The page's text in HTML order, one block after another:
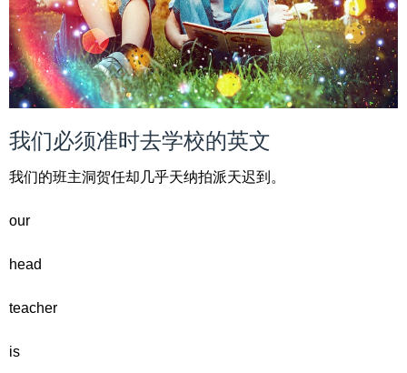
我们必须准时去学校的英文
我们的班主洞贺任却几乎天纳拍派天迟到。
our
head
teacher
is